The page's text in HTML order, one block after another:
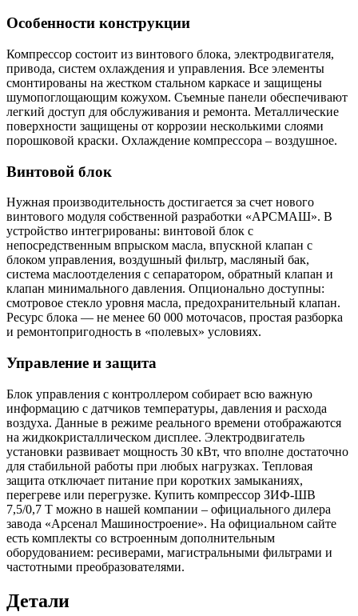
Особенности конструкции
Компрессор состоит из винтового блока, электродвигателя,
привода, систем охлаждения и управления. Все элементы
смонтированы на жестком стальном каркасе и защищены
шумопоглощающим кожухом. Съемные панели обеспечивают
легкий доступ для обслуживания и ремонта. Металлические
поверхности защищены от коррозии несколькими слоями
порошковой краски. Охлаждение компрессора – воздушное.
Винтовой блок
Нужная производительность достигается за счет нового
винтового модуля собственной разработки «АРСМАШ». В
устройство интегрированы: винтовой блок с
непосредственным впрыском масла, впускной клапан с
блоком управления, воздушный фильтр, масляный бак,
система маслоотделения с сепаратором, обратный клапан и
клапан минимального давления. Опционально доступны:
смотровое стекло уровня масла, предохранительный клапан.
Ресурс блока — не менее 60 000 моточасов, простая разборка
и ремонтопригодность в «полевых» условиях.
Управление и защита
Блок управления с контроллером собирает всю важную
информацию с датчиков температуры, давления и расхода
воздуха. Данные в режиме реального времени отображаются
на жидкокристаллическом дисплее. Электродвигатель
установки развивает мощность 30 кВт, что вполне достаточно
для стабильной работы при любых нагрузках. Тепловая
защита отключает питание при коротких замыканиях,
перегреве или перегрузке. Купить компрессор ЗИФ-ШВ
7,5/0,7 Т можно в нашей компании – официального дилера
завода «Арсенал Машиностроение». На официальном сайте
есть комплекты со встроенным дополнительным
оборудованием: ресиверами, магистральными фильтрами и
частотными преобразователями.
Детали